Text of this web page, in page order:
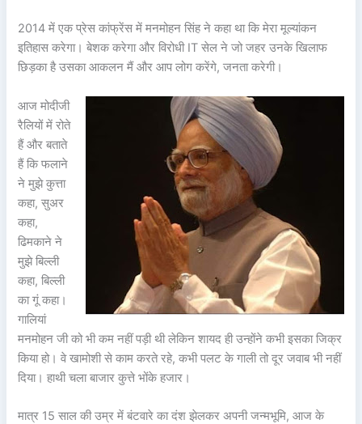
2014 में एक प्रेस कांफ्रेंस में मनमोहन सिंह ने कहा था कि मेरा मूल्यांकन
इतिहास करेगा। बेशक करेगा और विरोधी IT सेल ने जो जहर उनके खिलाफ
छिड़का है उसका आकलन मैं और आप लोग करेंगे, जनता करेगी।
आज मोदीजी
रैलियों में रोते
हैं और बताते
हैं कि फलाने
ने मुझे कुत्ता
कहा, सुअर
कहा,
ढिमकाने ने
मुझे बिल्ली
कहा, बिल्ली
का गूं कहा।
गालियां
मनमोहन जी को भी कम नहीं पड़ी थी लेकिन शायद ही उन्होंने कभी इसका जिक्र
किया हो। वे खामोशी से काम करते रहे, कभी पलट के गाली तो दूर जवाब भी नहीं
दिया। हाथी चला बाजार कुत्ते भोंके हजार।
मात्र 15 साल की उम्र में बंटवारे का दंश झेलकर अपनी जन्मभूमि, आज के